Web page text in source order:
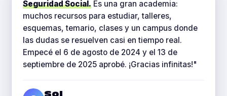
Seguridad Social. Es una gran academia:
muchos recursos para estudiar, talleres,
esquemas, temario, clases y un campus donde
las dudas se resuelven casi en tiempo real.
Empecé el 6 de agosto de 2024 y el 13 de
septiembre de 2025 aprobé. ¡Gracias infinitas!"